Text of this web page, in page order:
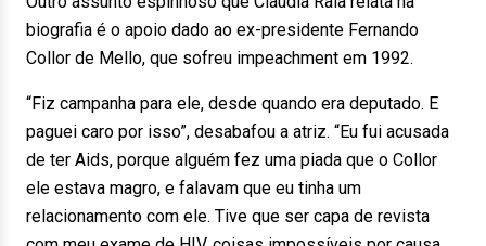
biografia é o apoio dado ao ex-presidente Fernando
Collor de Mello, que sofreu impeachment em 1992.
“Fiz campanha para ele, desde quando era deputado. E
paguei caro por isso”, desabafou a atriz. “Eu fui acusada
de ter Aids, porque alguém fez uma piada que o Collor
ele estava magro, e falavam que eu tinha um
relacionamento com ele. Tive que ser capa de revista